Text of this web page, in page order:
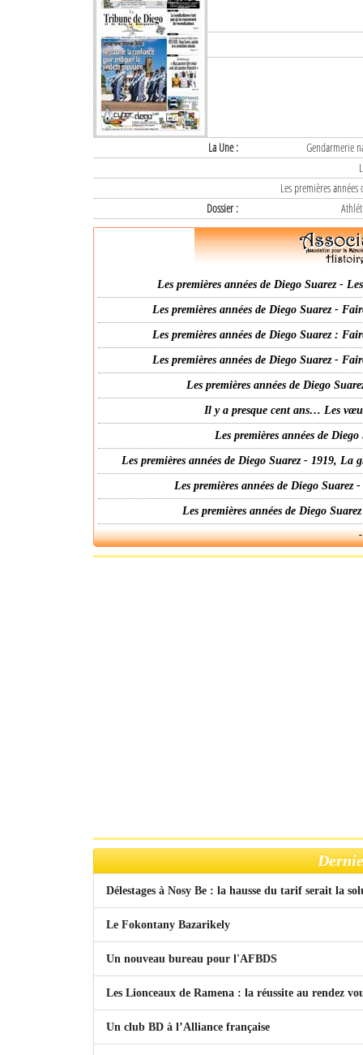
La Une :
Gendarmerie
Les premières
Dossier :
Les premières années de Diego Suarez -
Les premières années de Diego Suarez -
Les premières années de Diego Suarez :
Les premières années de Diego Suarez -
Les premières années de Diego
Il y a presque cent ans… Les
Les premières années de
Les premières années de Diego Suarez - 1919,
Les premières années de Diego
Les premières années de Diego
Délestages à Nosy Be : la hausse du tarif serait la
Le Fokontany Bazarikely
Un nouveau bureau pour l'AFBDS
Les Lionceaux de Ramena : la réussite au rendez
Un club BD à l’Alliance française